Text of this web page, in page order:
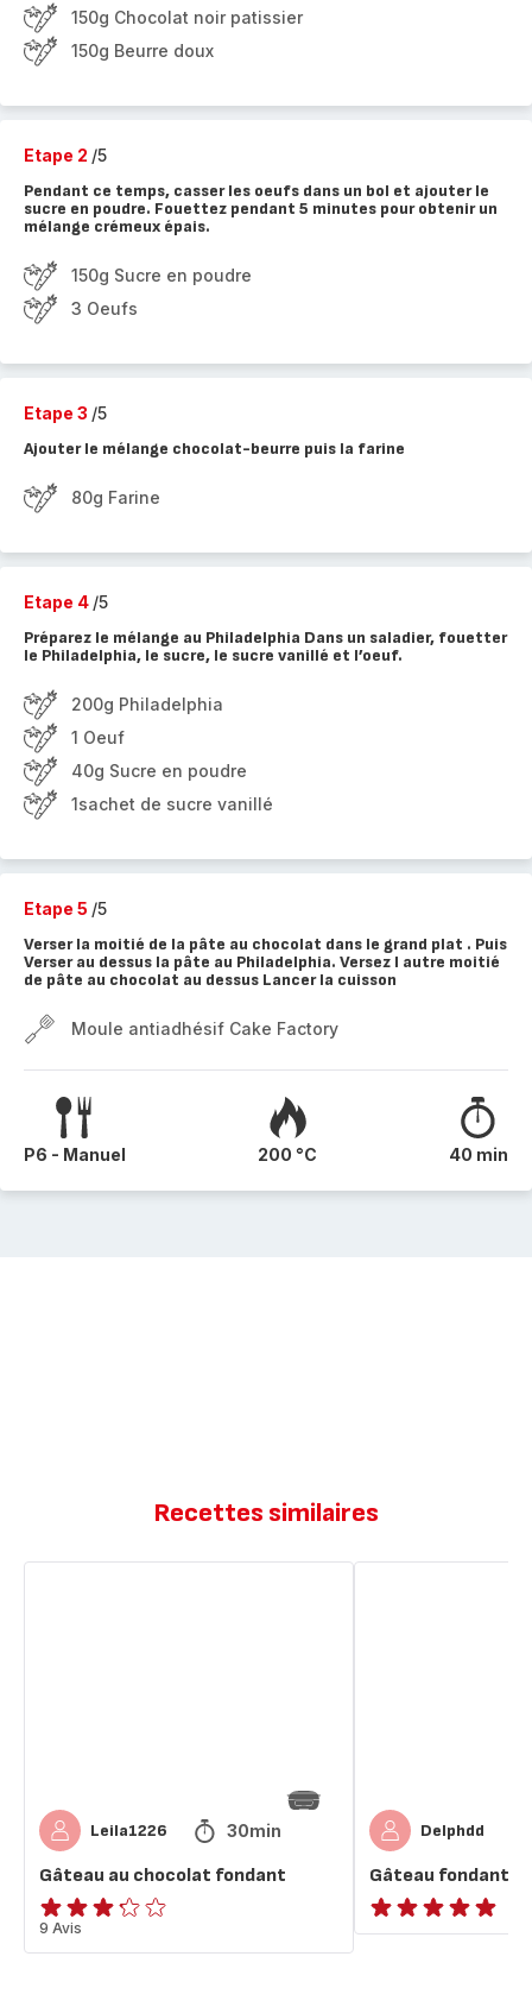
150g Chocolat noir patissier
150g Beurre doux
Etape 2 /5
Pendant ce temps, casser les oeufs dans un bol et ajouter le
sucre en poudre. Fouettez pendant 5 minutes pour obtenir un
mélange crémeux épais.
150g Sucre en poudre
3 Oeufs
Etape 3 /5
Ajouter le mélange chocolat-beurre puis la farine
80g Farine
Etape 4 /5
Préparez le mélange au Philadelphia Dans un saladier, fouetter
le Philadelphia, le sucre, le sucre vanillé et l’oeuf.
200g Philadelphia
1 Oeuf
40g Sucre en poudre
1sachet de sucre vanillé
Etape 5 /5
Verser la moitié de la pâte au chocolat dans le grand plat . Puis
Verser au dessus la pâte au Philadelphia. Versez l autre moitié
de pâte au chocolat au dessus Lancer la cuisson
Moule antiadhésif Cake Factory
P6 - Manuel 200 °C 40 min
Recettes similaires
Leila1226 30min
Gâteau au chocolat fondant
ratings.3.2
9 Avis
Delphdd
Gâteau fondant
ratings.NaN